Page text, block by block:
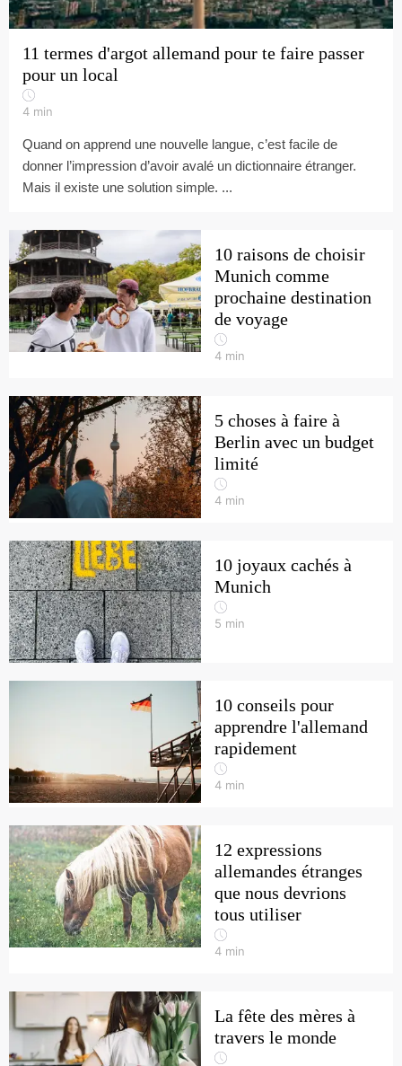
11 termes d'argot allemand pour te faire passer
pour un local
4 min
Quand on apprend une nouvelle langue, c’est facile de
donner l’impression d’avoir avalé un dictionnaire étranger.
Mais il existe une solution simple. ...
10 raisons de choisir
Munich comme
prochaine destination
de voyage
4 min
5 choses à faire à
Berlin avec un budget
limité
4 min
10 joyaux cachés à
Munich
5 min
10 conseils pour
apprendre l'allemand
rapidement
4 min
12 expressions
allemandes étranges
que nous devrions
tous utiliser
4 min
La fête des mères à
travers le monde